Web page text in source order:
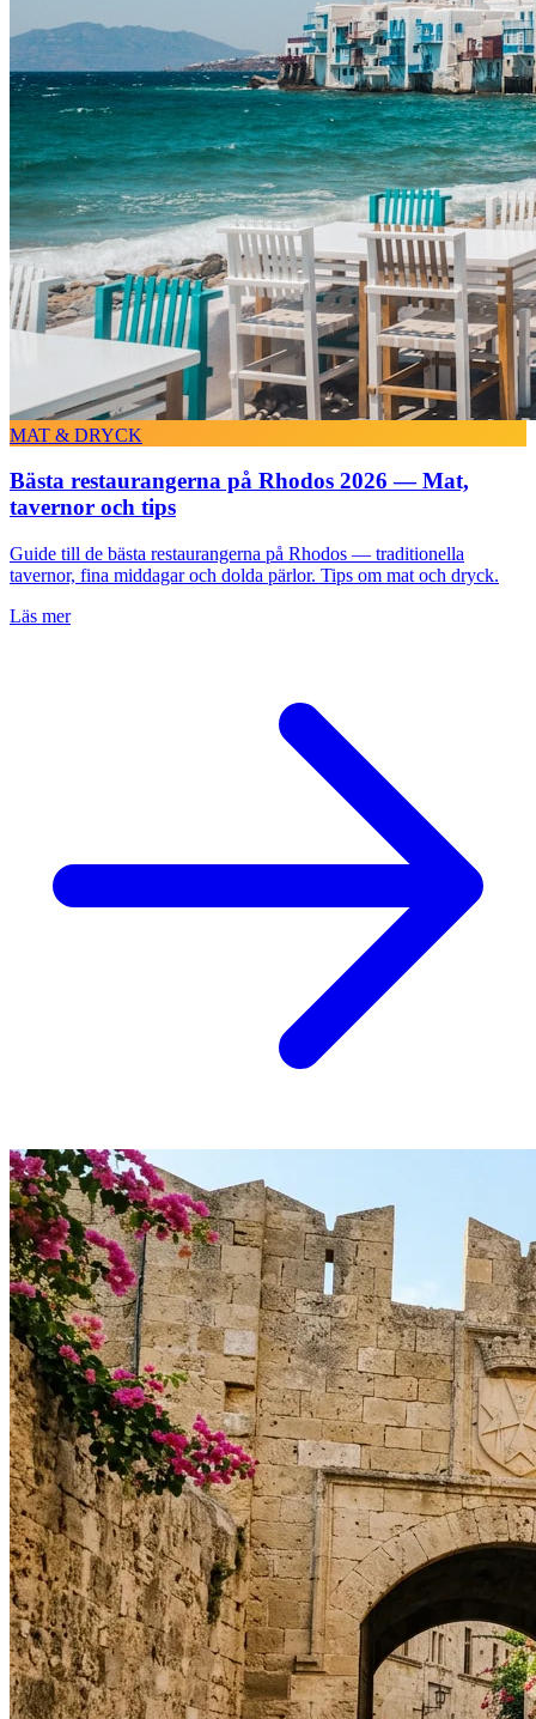
MAT & DRYCK
Bästa restaurangerna på Rhodos 2026 — Mat,
tavernor och tips
Guide till de bästa restaurangerna på Rhodos — traditionella
tavernor, fina middagar och dolda pärlor. Tips om mat och dryck.
Läs mer